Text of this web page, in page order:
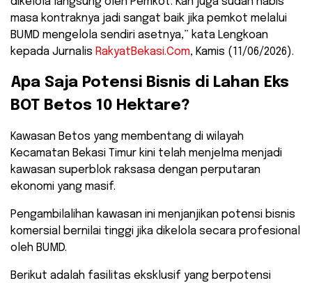
masa kontraknya jadi sangat baik jika pemkot melalui
BUMD mengelola sendiri asetnya,” kata Lengkoan
kepada Jurnalis RakyatBekasi.Com, Kamis (11/06/2026).
​Apa Saja Potensi Bisnis di Lahan Eks
BOT Betos 10 Hektare?
​Kawasan Betos yang membentang di wilayah
Kecamatan Bekasi Timur kini telah menjelma menjadi
kawasan superblok raksasa dengan perputaran
ekonomi yang masif.
Pengambilalihan kawasan ini menjanjikan potensi bisnis
komersial bernilai tinggi jika dikelola secara profesional
oleh BUMD.
​Berikut adalah fasilitas eksklusif yang berpotensi